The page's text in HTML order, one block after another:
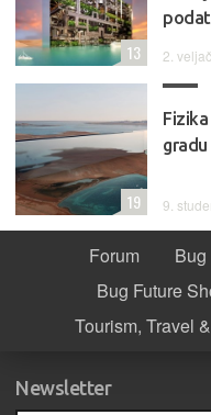
2.
13
9.
19
Forum Bug
Bug Future
Tourism, Travel
Newsletter